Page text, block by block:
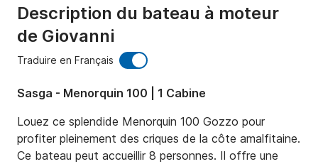
Description du bateau à moteur
de Giovanni
Traduire en Français
Sasga - Menorquin 100 | 1 Cabine
Louez ce splendide Menorquin 100 Gozzo pour
profiter pleinement des criques de la côte amalfitaine.
Ce bateau peut accueillir 8 personnes. Il offre une